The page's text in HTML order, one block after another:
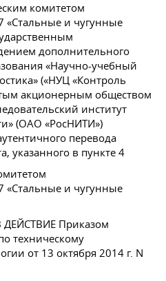
комитетом
«Стальные и чугунные
дополнительного
«Научно-учебный
(«НУЦ «Контроль
акционерным обществом
институт
(ОАО «РосНИТИ»)
перевода
указанного в пункте 4
«Стальные и чугунные
Приказом
техническому
от 13 октября 2014 г. N